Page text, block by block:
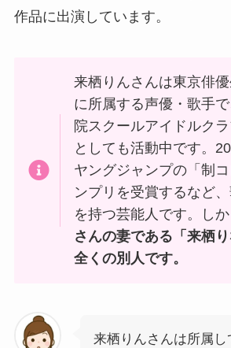
作品に出演しています。
来栖りんさんは東京俳
に所属する声優・歌手
院スクールアイドルク
としても活動中です。
ヤングジャンプの「制
ンプリを受賞するなど
を持つ芸能人です。しか
さんの妻である「来栖
全くの別人です。
来栖りんさんは所属し